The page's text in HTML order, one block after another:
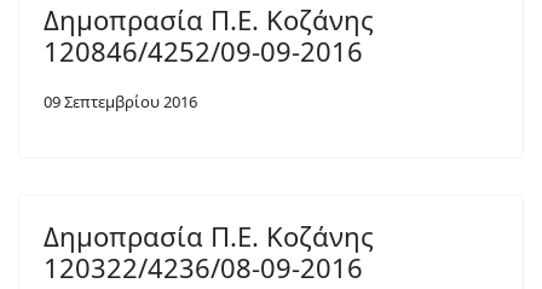
Δημοπρασία Π.Ε. Κοζάνης
120846/4252/09-09-2016
09 Σεπτεμβρίου 2016
Δημοπρασία Π.Ε. Κοζάνης
120322/4236/08-09-2016